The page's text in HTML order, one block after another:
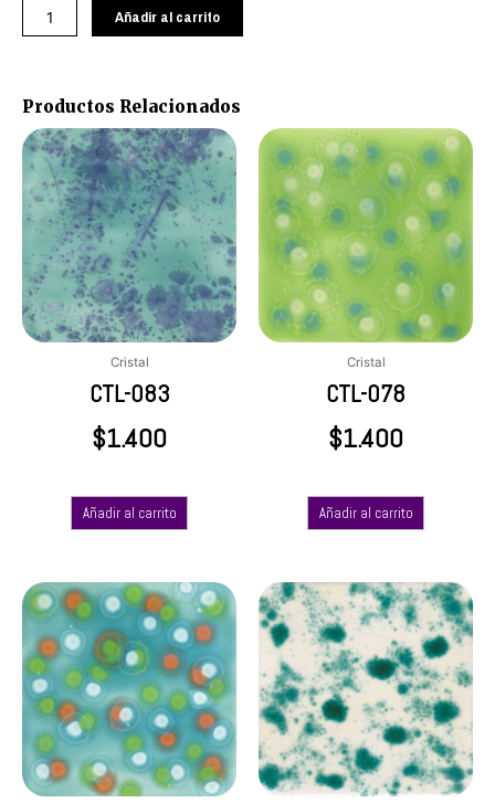
Añadir al carrito
Productos Relacionados
Cristal
CTL-083
$1.400
Añadir al carrito
Cristal
CTL-078
$1.400
Añadir al carrito